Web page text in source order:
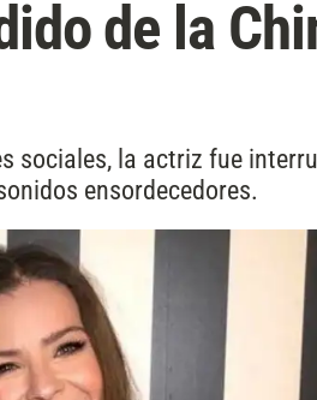
de la
sociales, la actriz fue
ensordecedores.